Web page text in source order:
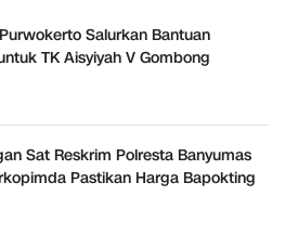
Salurkan Bantuan
TK Aisyiyah V Gombong
Sat Reskrim Polresta Banyumas
Pastikan Harga Bapokting